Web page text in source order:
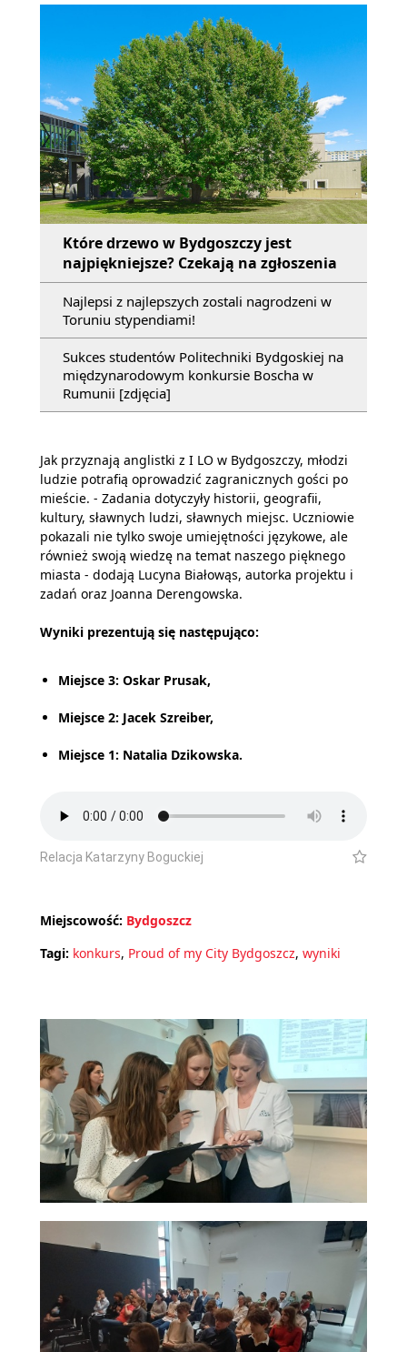
Które drzewo w Bydgoszczy jest
najpiękniejsze? Czekają na zgłoszenia
Najlepsi z najlepszych zostali nagrodzeni w
Toruniu stypendiami!
Sukces studentów Politechniki Bydgoskiej na
międzynarodowym konkursie Boscha w
Rumunii [zdjęcia]
Jak przyznają anglistki z I LO w Bydgoszczy, młodzi
ludzie potrafią oprowadzić zagranicznych gości po
mieście. - Zadania dotyczyły historii, geografii,
kultury, sławnych ludzi, sławnych miejsc. Uczniowie
pokazali nie tylko swoje umiejętności językowe, ale
również swoją wiedzę na temat naszego pięknego
miasta - dodają Lucyna Białowąs, autorka projektu i
zadań oraz Joanna Derengowska.
Wyniki prezentują się następująco:
Miejsce 3: Oskar Prusak,
Miejsce 2: Jacek Szreiber,
Miejsce 1: Natalia Dzikowska.
Relacja Katarzyny Boguckiej
Miejscowość: Bydgoszcz
Tagi: konkurs, Proud of my City Bydgoszcz, wyniki